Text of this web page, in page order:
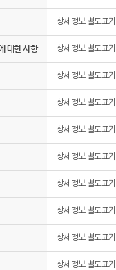
상세정보 별도표기
대한 사항 상세정보 별도표기
상세정보 별도표기
상세정보 별도표기
상세정보 별도표기
상세정보 별도표기
상세정보 별도표기
상세정보 별도표기
상세정보 별도표기
상세정보 별도표기